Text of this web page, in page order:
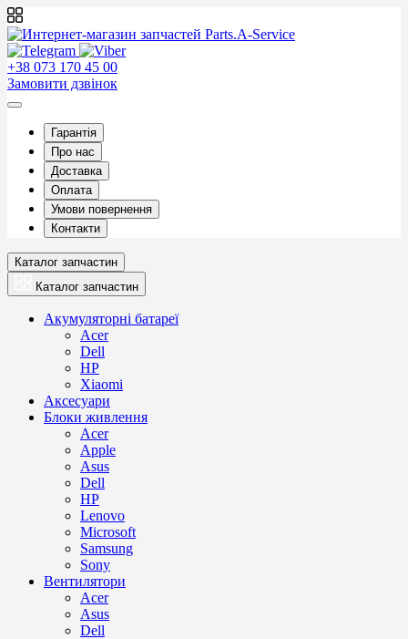
+38 073 170 45 00
Замовити дзвінок
Гарантія
Про нас
Доставка
Оплата
Умови повернення
Контакти
Каталог запчастин
Каталог запчастин
Акумуляторні батареї
Acer
Dell
HP
Xiaomi
Аксесуари
Блоки живлення
Acer
Apple
Asus
Dell
HP
Lenovo
Microsoft
Samsung
Sony
Вентилятори
Acer
Asus
Dell